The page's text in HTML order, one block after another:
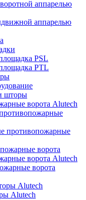
аппарелью
аппарелью
PSL
PTL
шторы
ворота Alutech
противопожарные
ворота
ворота Alutech
ворота
Alutech
Alutech